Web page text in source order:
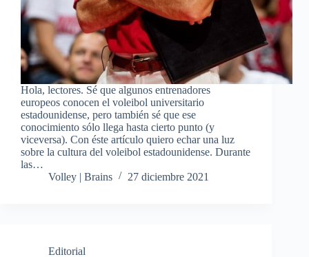
Hola, lectores. Sé que algunos entrenadores
europeos conocen el voleibol universitario
estadounidense, pero también sé que ese
conocimiento sólo llega hasta cierto punto (y
viceversa). Con éste artículo quiero echar una luz
sobre la cultura del voleibol estadounidense. Durante
las…
Volley | Brains
27 diciembre 2021
Editorial